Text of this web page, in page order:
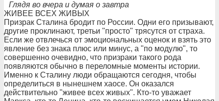
Глядя во вчера и думая о завтра
ЖИВЕЕ ВСЕХ ЖИВЫХ
Призрак Сталина бродит по России. Одни его призывают,
другие проклинают, третьи "просто" трясутся от страха.
Если же отвлечься от эмоциональных оценок и взять это
явление без знака плюс или минус, а "по модулю", то
совершенно очевидно, что призраки такого рода
появляются обычно в переломные моменты истории.
Именно к Сталину люди обращаются сегодня, чтобы
определиться в нынешнем хаосе. Он оказался
действительно "живее всех живых". Кто-то уважает